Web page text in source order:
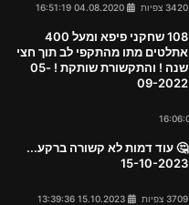
3420 צפיות
108 שחקני פיפא ומעל 400
אתלטים מתו מהתקפי לב תוך חצי
שנה ! והתקשורת שותקת ! 05-
09-2022
🤔 עוד דמות לא קשורה ברקע...
15-10-2023
3709 צפיות